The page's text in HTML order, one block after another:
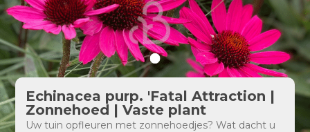
Echinacea purp. 'Fatal Attraction |
Zonnehoed | Vaste plant
Uw tuin opfleuren met zonnehoedjes? Wat dacht u